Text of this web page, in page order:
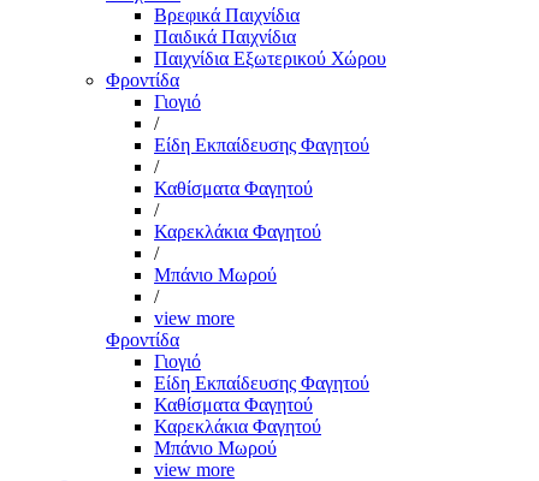
Βρεφικά Παιχνίδια
Παιδικά Παιχνίδια
Παιχνίδια Εξωτερικού Χώρου
Φροντίδα
Γιογιό
/
Είδη Εκπαίδευσης Φαγητού
/
Καθίσματα Φαγητού
/
Καρεκλάκια Φαγητού
/
Μπάνιο Μωρού
/
view more
Φροντίδα
Γιογιό
Είδη Εκπαίδευσης Φαγητού
Καθίσματα Φαγητού
Καρεκλάκια Φαγητού
Μπάνιο Μωρού
view more